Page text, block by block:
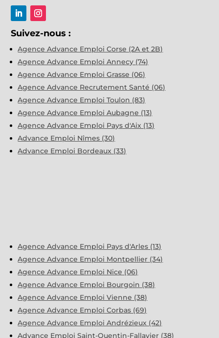
Suivez-nous :
Agence Advance Emploi Corse (2A et 2B)
Agence Advance Emploi Annecy (74)
Agence Advance Emploi Grasse (06)
Agence Advance Recrutement Santé (06)
Agence Advance Emploi Toulon (83)
Agence Advance Emploi Aubagne (13)
Agence Advance Emploi Pays d'Aix (13)
Advance Emploi Nîmes (30)
Advance Emploi Bordeaux (33)
Agence Advance Emploi Pays d'Arles (13)
Agence Advance Emploi Montpellier (34)
Agence Advance Emploi Nice (06)
Agence Advance Emploi Bourgoin (38)
Agence Advance Emploi Vienne (38)
Agence Advance Emploi Corbas (69)
Agence Advance Emploi Andrézieux (42)
Advance Emploi Saint-Quentin-Fallavier (38)